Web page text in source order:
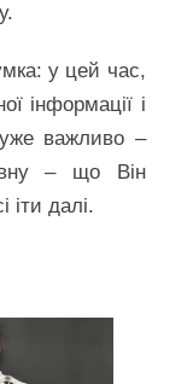
у цей час,
інформації і
важливо –
– що Він
іти далі.